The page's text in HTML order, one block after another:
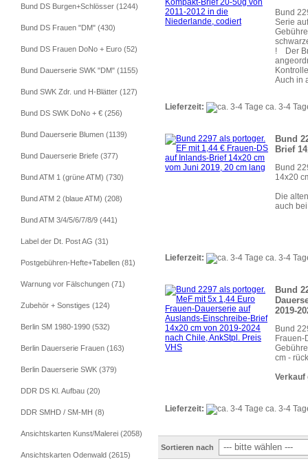
Bund
Serie
! Der
Auch in
Lieferzeit: ca. 3-4
Bund
Brief
Bund
14x20
Die
auch
Lieferzeit: ca. 3-4
Bund
2019-
Bund
Frauen-
cm -
Verkauf
Lieferzeit: ca. 3-4
Sortieren nach
Bund DS Burgen+Schlösser (1244)
Bund DS Frauen "DM" (430)
Bund DS Frauen DoNo + Euro (52)
Bund Dauerserie SWK "DM" (1155)
Bund SWK Zdr. und H-Blätter (127)
Bund DS SWK DoNo + € (256)
Bund Dauerserie Blumen (1139)
Bund Dauerserie Briefe (377)
Bund ATM 1 (grüne ATM) (730)
Bund ATM 2 (blaue ATM) (208)
Bund ATM 3/4/5/6/7/8/9 (441)
Label der Dt. Post AG (31)
Postgebühren-Hefte+Tabellen (81)
Warnung vor Fälschungen (71)
Zubehör + Sonstiges (124)
Berlin SM 1980-1990 (532)
Berlin Dauerserie Frauen (163)
Berlin Dauerserie SWK (379)
DDR DS Kl. Aufbau (20)
DDR SMHD / SM-MH (8)
Ansichtskarten Kunst/Malerei (2058)
Ansichtskarten Odenwald (2615)